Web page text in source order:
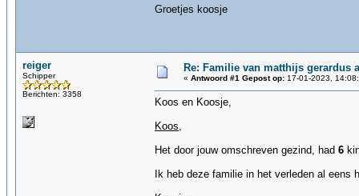
Groetjes koosje
reiger
Schipper
Berichten: 3358
Re: Familie van matthijs
« Antwoord #1 Gepost op: 17-01-2023,
Koos en Koosje,
Koos,
Het door jouw omschreven gezind, had 6
Ik heb deze familie in het verleden al eens